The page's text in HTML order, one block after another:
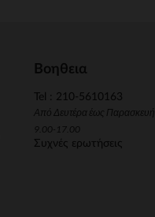
Βοηθεια
Tel : 210-5610163
Από Δευτέρα έως Παρασκευή
9.00-17.00
Συχνές ερωτήσεις